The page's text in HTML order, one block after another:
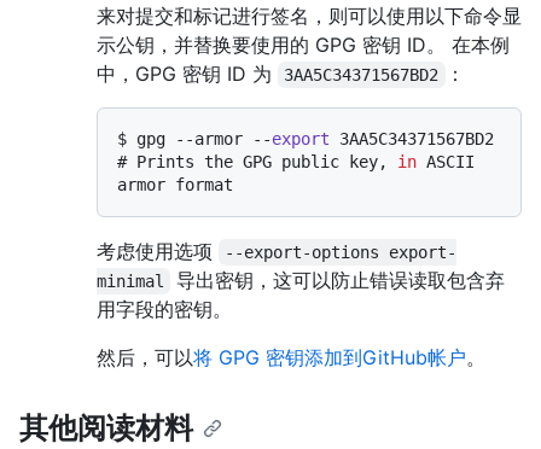
来对提交和标记进行签名，则可以使用以下命令显
示公钥，并替换要使用的 GPG 密钥 ID。 在本例
中，GPG 密钥 ID 为
3AA5C34371567BD2 ：
$ gpg --armor --export 3AA5C34371567BD2
# Prints the GPG public key, in ASCII
armor format
考虑使用选项
--export-options export-
minimal
导出密钥，这可以防止错误读取包含弃
用字段的密钥。
然后，可以将 GPG 密钥添加到GitHub帐户。
其他阅读材料